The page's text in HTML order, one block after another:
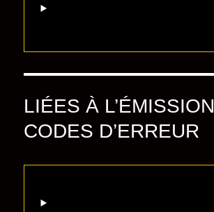
LIÉES À L’ÉMISSION
CODES D’ERREUR